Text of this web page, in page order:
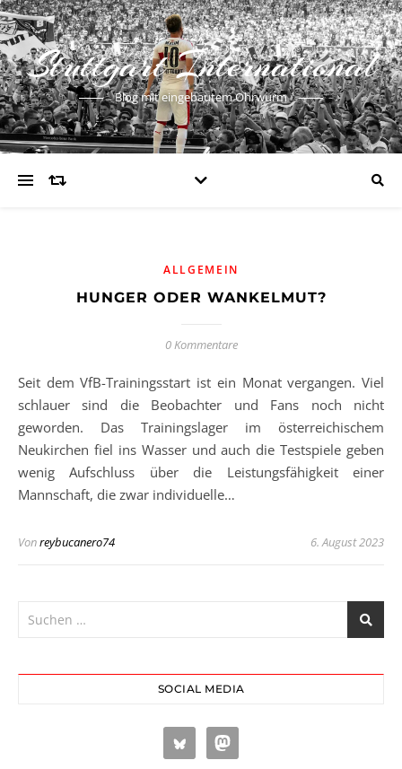
Stuttgart International
Blog mit eingebautem Ohrwurm
ALLGEMEIN
HUNGER ODER WANKELMUT?
0 Kommentare
Seit dem VfB-Trainingsstart ist ein Monat vergangen. Viel
schlauer sind die Beobachter und Fans noch nicht
geworden. Das Trainingslager im österreichischem
Neukirchen fiel ins Wasser und auch die Testspiele geben
wenig Aufschluss über die Leistungsfähigkeit einer
Mannschaft, die zwar individuelle…
Vonreybucanero74 6. August 2023
SOCIAL MEDIA